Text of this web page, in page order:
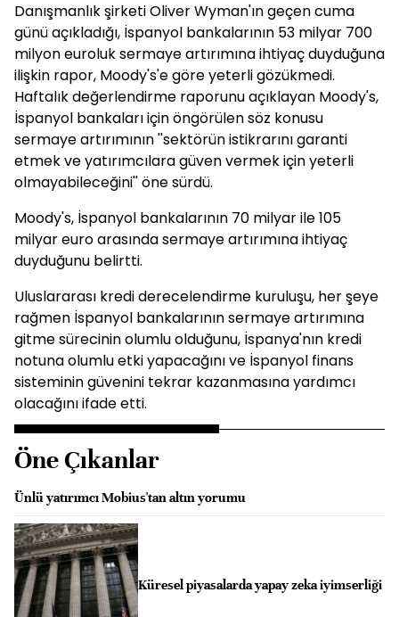
Danışmanlık şirketi Oliver Wyman'ın geçen cuma
günü açıkladığı, İspanyol bankalarının 53 milyar 700
milyon euroluk sermaye artırımına ihtiyaç duyduğuna
ilişkin rapor, Moody's'e göre yeterli gözükmedi.
Haftalık değerlendirme raporunu açıklayan Moody's,
İspanyol bankaları için öngörülen söz konusu
sermaye artırımının ''sektörün istikrarını garanti
etmek ve yatırımcılara güven vermek için yeterli
olmayabileceğini'' öne sürdü.
Moody's, İspanyol bankalarının 70 milyar ile 105
milyar euro arasında sermaye artırımına ihtiyaç
duyduğunu belirtti.
Uluslararası kredi derecelendirme kuruluşu, her şeye
rağmen İspanyol bankalarının sermaye artırımına
gitme sürecinin olumlu olduğunu, İspanya'nın kredi
notuna olumlu etki yapacağını ve İspanyol finans
sisteminin güvenini tekrar kazanmasına yardımcı
olacağını ifade etti.
Öne Çıkanlar
Ünlü yatırımcı Mobius'tan altın yorumu
Küresel piyasalarda yapay zeka iyimserliği